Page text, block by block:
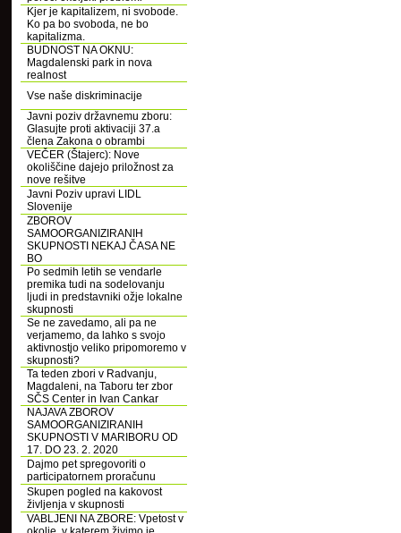
Kjer je kapitalizem, ni svobode.
Ko pa bo svoboda, ne bo
kapitalizma.
BUDNOST NA OKNU:
Magdalenski park in nova
realnost
Vse naše diskriminacije
Javni poziv državnemu zboru:
Glasujte proti aktivaciji 37.a
člena Zakona o obrambi
VEČER (Štajerc): Nove
okoliščine dajejo priložnost za
nove rešitve
Javni Poziv upravi LIDL
Slovenije
ZBOROV
SAMOORGANIZIRANIH
SKUPNOSTI NEKAJ ČASA NE
BO
Po sedmih letih se vendarle
premika tudi na sodelovanju
ljudi in predstavniki ožje lokalne
skupnosti
Se ne zavedamo, ali pa ne
verjamemo, da lahko s svojo
aktivnostjo veliko pripomoremo v
skupnosti?
Ta teden zbori v Radvanju,
Magdaleni, na Taboru ter zbor
SČS Center in Ivan Cankar
NAJAVA ZBOROV
SAMOORGANIZIRANIH
SKUPNOSTI V MARIBORU OD
17. DO 23. 2. 2020
Dajmo pet spregovoriti o
participatornem proračunu
Skupen pogled na kakovost
življenja v skupnosti
VABLJENI NA ZBORE: Vpetost v